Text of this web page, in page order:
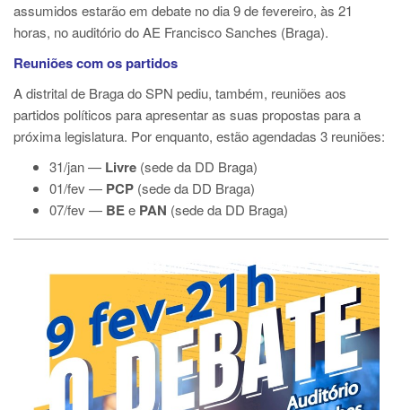
assumidos estarão em debate no dia 9 de fevereiro, às 21
horas, no auditório do AE Francisco Sanches (Braga).
Reuniões com os partidos
A distrital de Braga do SPN pediu, também, reuniões aos
partidos políticos para apresentar as suas propostas para a
próxima legislatura. Por enquanto, estão agendadas 3 reuniões:
31/jan — Livre (sede da DD Braga)
01/fev — PCP (sede da DD Braga)
07/fev — BEe PAN (sede da DD Braga)